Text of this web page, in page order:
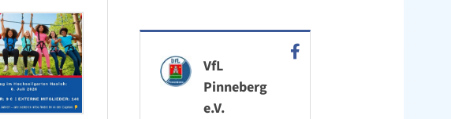
VfL
Pinneberg
e.V.